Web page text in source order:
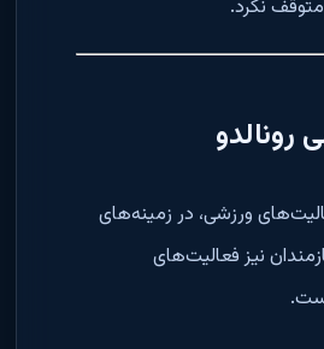
متوقف نکرد.
ورزشی، در زمینه‌های
نیز فعالیت‌های